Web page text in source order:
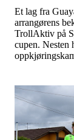
Et lag fra
arrangørens
TrollAktiv på
cupen. Nesten